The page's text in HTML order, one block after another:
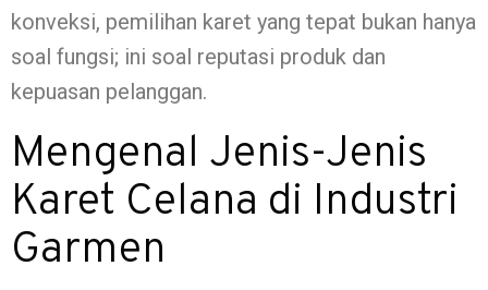
konveksi, pemilihan karet yang tepat bukan hanya
soal fungsi; ini soal reputasi produk dan
kepuasan pelanggan.
Mengenal Jenis-Jenis
Karet Celana di Industri
Garmen